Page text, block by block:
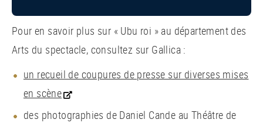
Pour en savoir plus sur « Ubu roi » au département des
Arts du spectacle, consultez sur Gallica :
un recueil de coupures de presse sur diverses mises
en scène
des photographies de Daniel Cande au Théâtre de